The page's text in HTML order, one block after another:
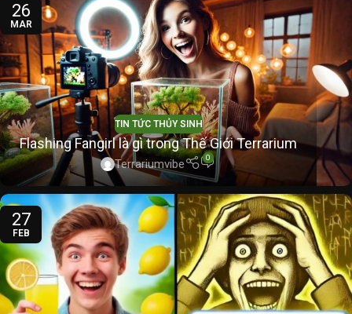
26
MAR
TIN TỨC THỦY SINH
Flashing Fangirl là gì trong Thế Giới Terrarium
Terrariumvibe 0
27
FEB